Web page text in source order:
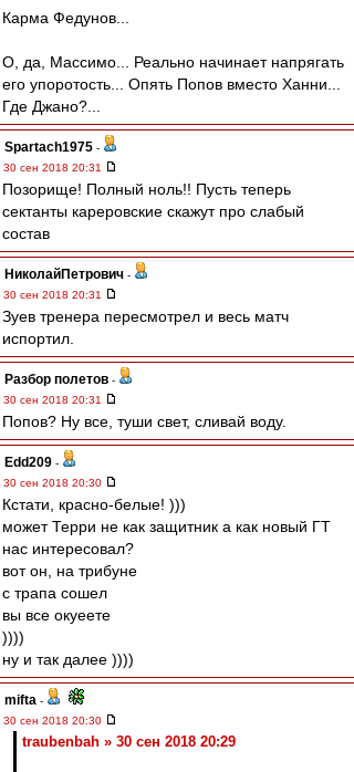
Карма Федунов...
О, да, Массимо... Реально начинает напрягать
его упоротость... Опять Попов вместо Ханни...
Где Джано?...
Spartach1975 -
30 сен 2018 20:31
Позорище! Полный ноль!! Пусть теперь
сектанты кареровские скажут про слабый
состав
НиколайПетрович -
30 сен 2018 20:31
Зуев тренера пересмотрел и весь матч
испортил.
Разбор полетов -
30 сен 2018 20:31
Попов? Ну все, туши свет, сливай воду.
Edd209 -
30 сен 2018 20:30
Кстати, красно-белые! )))
может Терри не как защитник а как новый ГТ
нас интересовал?
вот он, на трибуне
с трапа сошел
вы все окуеете
))))
ну и так далее ))))
mifta -
30 сен 2018 20:30
traubenbah » 30 сен 2018 20:29